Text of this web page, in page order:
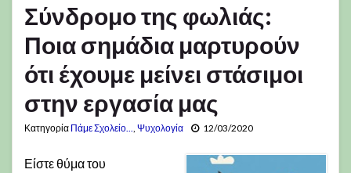
Σύνδρομο της φωλιάς:
Ποια σημάδια μαρτυρούν
ότι έχουμε μείνει στάσιμοι
στην εργασία μας
Κατηγορία Πάμε Σχολείο... Ψυχολογία 12/03/2020
Είστε θύμα του